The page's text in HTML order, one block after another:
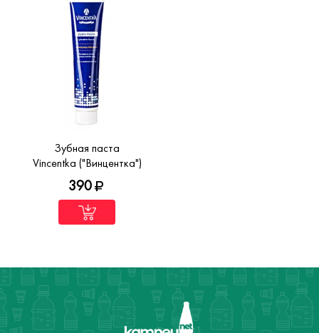
Зубная паста
Vincentka ("Винцентка")
390